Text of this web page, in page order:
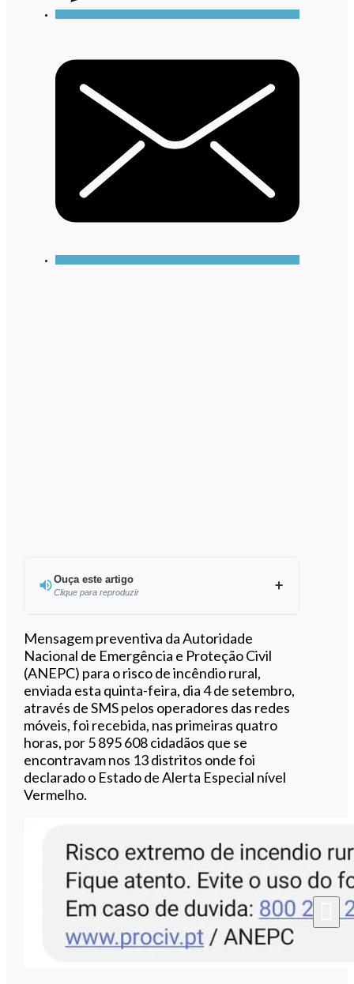
Ouça este artigo
Clique para reproduzir
Ouvir este artigo
Mensagem preventiva da Autoridade
Nacional de Emergência e ProteçãoCivil
(ANEPC) para o risco de incêndio rural,
enviada esta quinta-feira, dia 4 de setembro,
através deSMSpelos operadores das redes
móveis, foi recebida, nas primeiras quatro
horas, por 5 895 608 cidadãos que se
encontravam nos 13 distritos onde foi
declarado o Estado de Alerta Especial nível
Vermelho.